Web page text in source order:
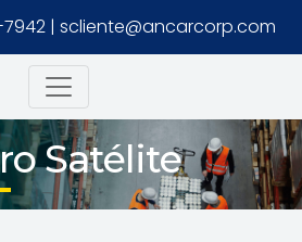
7942 | scliente@ancarcorp.com
Satélite